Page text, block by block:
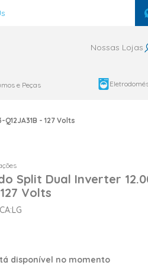
Nossas Lojas
e Peças
- 127 Volts
Split Dual Inverter
Volts
LG
disponível no momento